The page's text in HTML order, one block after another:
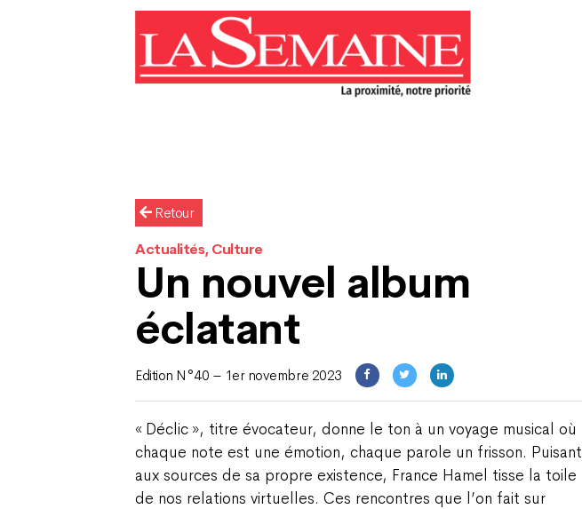
Retour
Actualités, Culture
Un nouvel album
éclatant
Edition N°40 – 1er novembre 2023
« Déclic », titre évocateur, donne le ton à un voyage musical où
chaque note est une émotion, chaque parole un frisson. Puisant
aux sources de sa propre existence, France Hamel tisse la toile
de nos relations virtuelles. Ces rencontres que l’on fait sur